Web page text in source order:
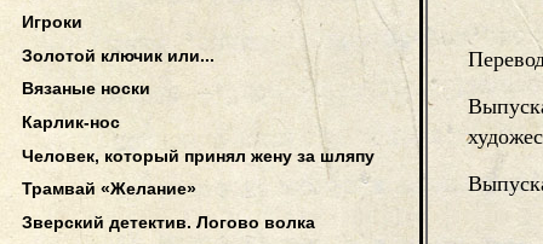
Игроки
Золотой ключик или...
Вязаные носки
Карлик-нос
Человек, который принял жену за шляпу
Трамвай «Желание»
Зверский детектив. Логово волка